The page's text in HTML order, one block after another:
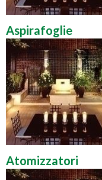
Aspirafoglie
Atomizzatori